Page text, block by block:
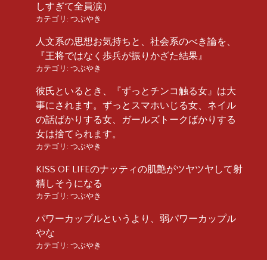
しすぎて全員涙）
カテゴリ: つぶやき
人文系の思想お気持ちと、社会系のべき論を、
『王将ではなく歩兵が振りかざた結果』
カテゴリ: つぶやき
彼氏といるとき、『ずっとチンコ触る女』は大
事にされます。ずっとスマホいじる女、ネイル
の話ばかりする女、ガールズトークばかりする
女は捨てられます。
カテゴリ: つぶやき
KISS OF LIFEのナッティの肌艶がツヤツヤして射
精しそうになる
カテゴリ: つぶやき
パワーカップルというより、弱パワーカップル
やな
カテゴリ: つぶやき